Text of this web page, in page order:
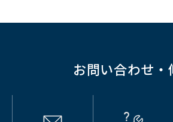
お問い合わせ・